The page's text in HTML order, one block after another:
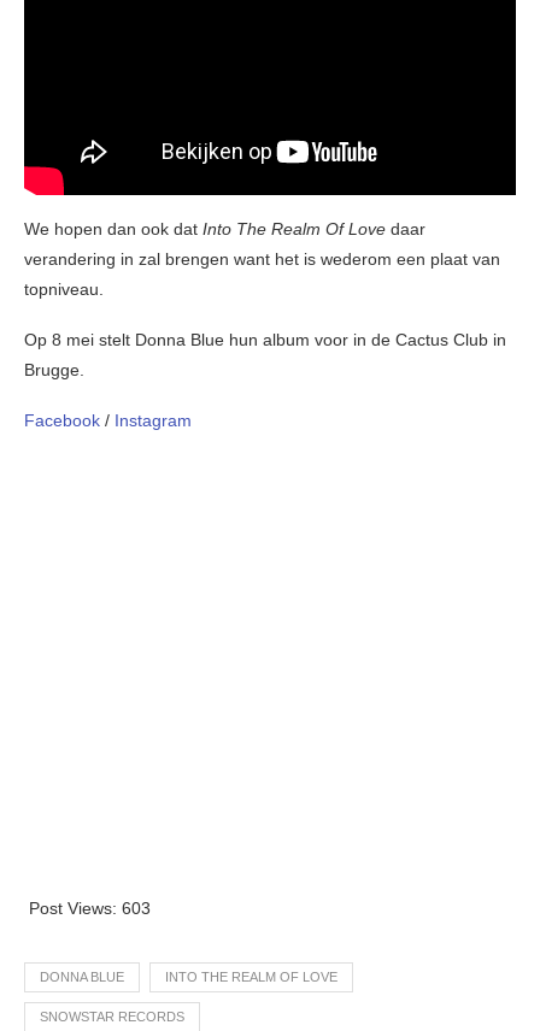
We hopen dan ook dat Into The Realm Of Love daar
verandering in zal brengen want het is wederom een plaat van
topniveau.
Op 8 mei stelt Donna Blue hun album voor in de Cactus Club in
Brugge.
Facebook / Instagram
Post Views: 603
DONNA BLUE INTO THE REALM OF LOVE
SNOWSTAR RECORDS